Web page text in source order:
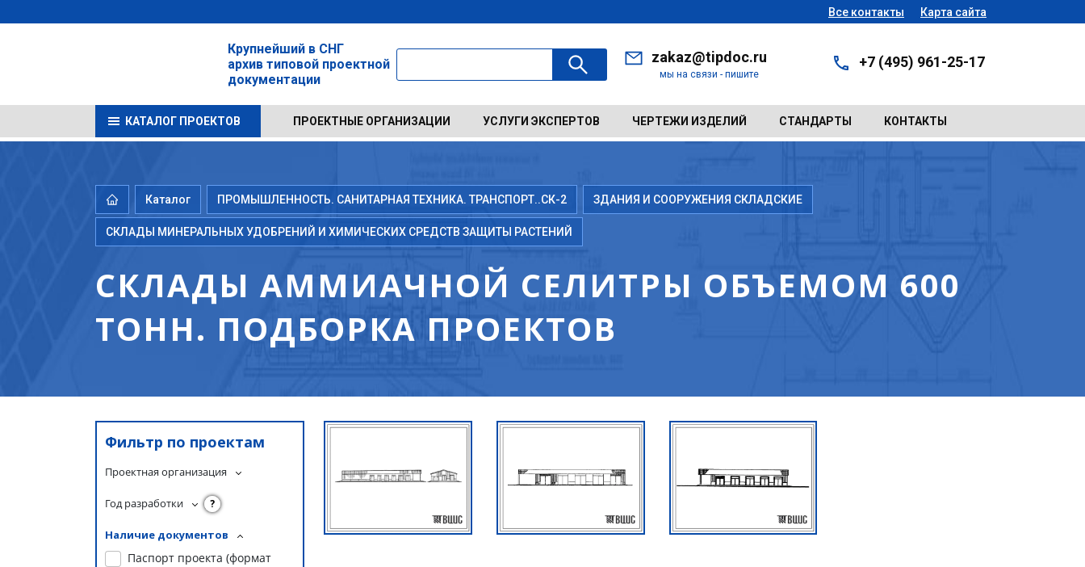
Все контакты Карта сайта
Крупнейший в СНГ
архив типовой проектной
документации
zakaz@tipdoc.ru
мы на связи - пишите
+7 (495) 961-25-17
КАТАЛОГ ПРОЕКТОВ ПРОЕКТНЫЕ ОРГАНИЗАЦИИ УСЛУГИ ЭКСПЕРТОВ ЧЕРТЕЖИ ИЗДЕЛИЙ СТАНДАРТЫ КОНТАКТЫ
Каталог ПРОМЫШЛЕННОСТЬ. САНИТАРНАЯ ТЕХНИКА. ТРАНСПОРТ..СК-2 ЗДАНИЯ И СООРУЖЕНИЯ СКЛАДСКИЕ
СКЛАДЫ МИНЕРАЛЬНЫХ УДОБРЕНИЙ И ХИМИЧЕСКИХ СРЕДСТВ ЗАЩИТЫ РАСТЕНИЙ
СКЛАДЫ АММИАЧНОЙ СЕЛИТРЫ ОБЪЕМОМ 600
ТОНН. ПОДБОРКА ПРОЕКТОВ
Фильтр по проектам
Проектная организация
Год разработки ?
Наличие документов
Паспорт проекта (формат